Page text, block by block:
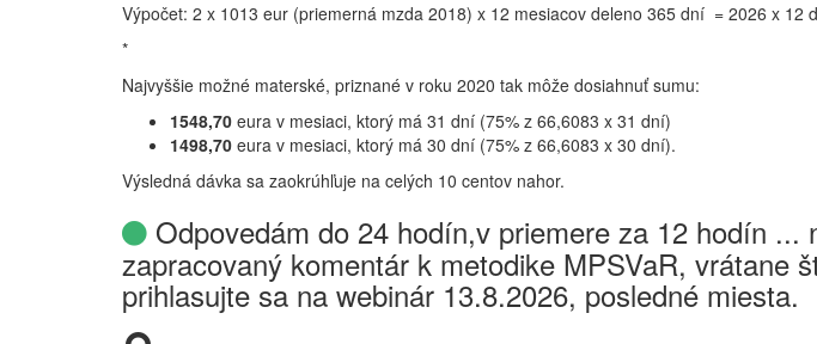
Výpočet: 2 x 1013 eur (priemerná mzda 2018) x 12 mesiacov deleno 365 dní = 2026 x 12
*
Najvyššie možné materské, priznané v roku 2020 tak môže dosiahnuť sumu:
1548,70 eura v mesiaci, ktorý má 31 dní (75% z 66,6083 x 31 dní)
1498,70 eura v mesiaci, ktorý má 30 dní (75% z 66,6083 x 30 dní).
Výsledná dávka sa zaokrúhľuje na celých 10 centov nahor.
Odpovedám do 24 hodín,v priemere za 12 hodín
zapracovaný komentár k metodike MPSVaR, vrátane
prihlasujte sa na webinár 13.8.2026, posledné miesta.